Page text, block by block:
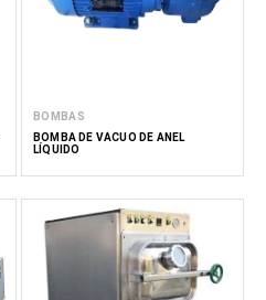
BOMBAS
BOMBA DE VÁCUO DE ANEL
LÍQUIDO